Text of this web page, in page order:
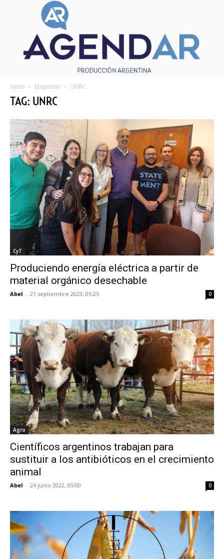
Inicio Etiquetas UNRC
TAG: UNRC
CyT
Produciendo energía eléctrica a partir de
material orgánico desechable
Abel - 21 septiembre 2023, 05:25 0
Agro
Científicos argentinos trabajan para
sustituir a los antibióticos en el crecimiento
animal
Abel - 24 junio 2022, 05:00 0